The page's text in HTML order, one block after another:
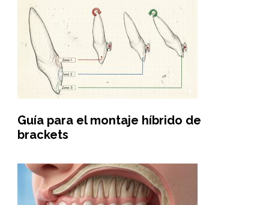
Guía para el montaje híbrido de
brackets